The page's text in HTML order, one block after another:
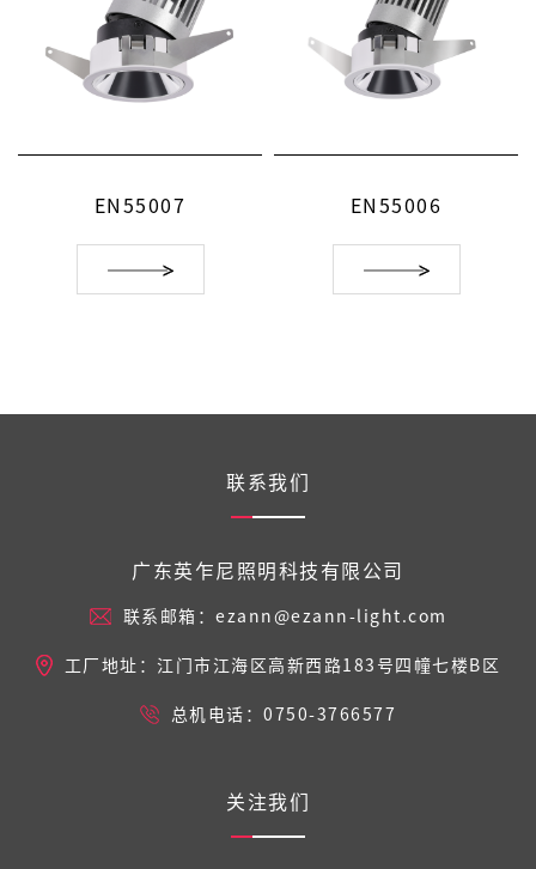
EN55007 EN55006
联系我们
广东英乍尼照明科技有限公司
联系邮箱：ezann@ezann-light.com
工厂地址：江门市江海区高新西路183号四幢七楼B区
总机电话：0750-3766577
关注我们